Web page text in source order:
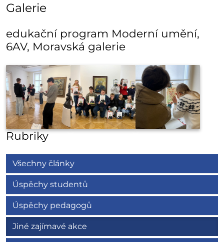
Galerie
edukační program Moderní umění,
6AV, Moravská galerie
Rubriky
Všechny články
Úspěchy studentů
Úspěchy pedagogů
Jiné zajímavé akce